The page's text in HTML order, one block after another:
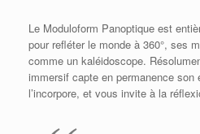
Le Moduloform Panoptique est
pour refléter le monde à 360°, ses
comme un kaléidoscope.
immersif capte en permanence son
l’incorpore, et vous invite à la